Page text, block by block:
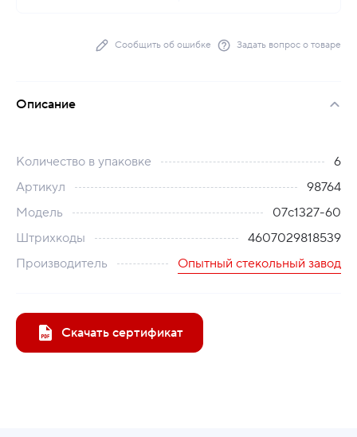
Сообщить об ошибке Задать вопрос о товаре
Описание
Количество в упаковке
6
Артикул
98764
Модель
07с1327-60
Штрихкоды
4607029818539
Производитель
Опытный стекольный завод
Скачать сертификат